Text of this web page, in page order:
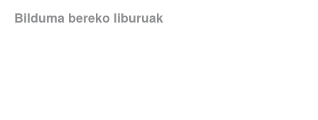
Bilduma bereko liburuak